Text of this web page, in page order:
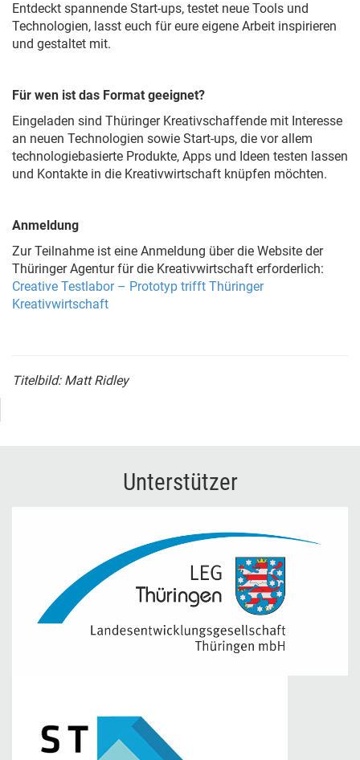
Entdeckt spannende Start-ups, testet neue Tools und
Technologien, lasst euch für eure eigene Arbeit inspirieren
und gestaltet mit.
Für wen ist das Format geeignet?
Eingeladen sind Thüringer Kreativschaffende mit Interesse
an neuen Technologien sowie Start-ups, die vor allem
technologiebasierte Produkte, Apps und Ideen testen lassen
und Kontakte in die Kreativwirtschaft knüpfen möchten.
Anmeldung
Zur Teilnahme ist eine Anmeldung über die Website der
Thüringer Agentur für die Kreativwirtschaft erforderlich:
Creative Testlabor – Prototyp trifft Thüringer
Kreativwirtschaft
Titelbild: Matt Ridley
Unterstützer